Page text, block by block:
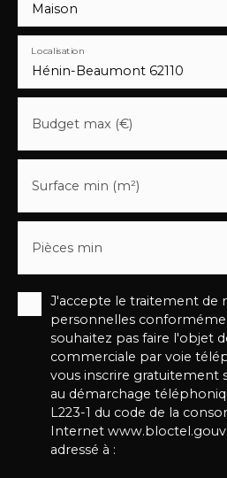
Maison
Hénin-Beaumont 62110
Localisation
Budget max (€)
Surface min (m²)
Pièces min
J'accepte le traitement de
personnelles
souhaitez pas faire l'objet
commerciale par voie
vous inscrire gratuitement
au démarchage
L223-1 du code de la
Internet
adressé à :